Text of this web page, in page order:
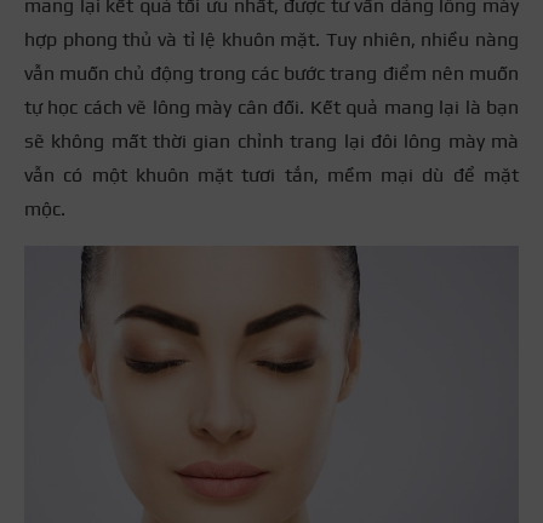
mang lại kết quả tối ưu nhất, được tư vấn dáng lông mày
hợp phong thủ và tỉ lệ khuôn mặt. Tuy nhiên, nhiều nàng
vẫn muốn chủ động trong các bước trang điểm nên muốn
tự học cách vẽ lông mày cân đối. Kết quả mang lại là bạn
sẽ không mất thời gian chỉnh trang lại đôi lông mày mà
vẫn có một khuôn mặt tươi tắn, mềm mại dù để mặt
mộc.